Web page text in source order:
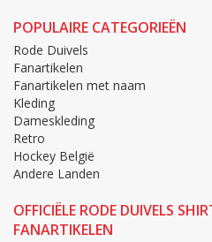
POPULAIRE CATEGORIEËN
Rode Duivels
Fanartikelen
Fanartikelen met naam
Kleding
Dameskleding
Retro
Hockey België
Andere Landen
OFFICIËLE RODE DUIVELS
FANARTIKELEN